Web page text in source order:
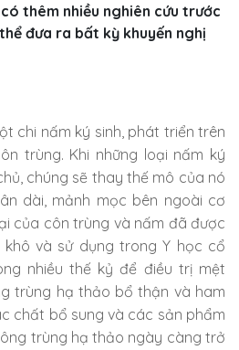
thêm nhiều nghiên cứu trước
đưa ra bất kỳ khuyến nghị
chi nấm ký sinh, phát triển trên
trùng. Khi những loại nấm ký
chúng sẽ thay thế mô của nó
dài, mảnh mọc bên ngoài cơ
của côn trùng và nấm đã được
và sử dụng trong Y học cổ
nhiều thế kỷ để điều trị mệt
trùng hạ thảo bổ thận và ham
chất bổ sung và các sản phẩm
trùng hạ thảo ngày càng trở